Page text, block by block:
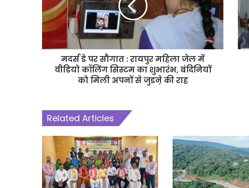
मदर्स डे पर सौगात : रायपुर महिला जेल में
वीडियो कॉलिंग सिस्टम का शुभारंभ, बंदिनियों
को मिली अपनों से जुडऩे की राह
Related Articles